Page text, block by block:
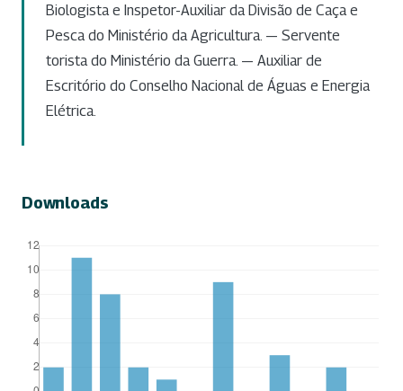
Biologista e Inspetor-Auxiliar da Divisão de Caça e
Pesca do Ministério da Agricultura. — Servente
torista do Ministério da Guerra. — Auxiliar de
Escritório do Conselho Nacional de Águas e Energia
Elétrica.
Downloads